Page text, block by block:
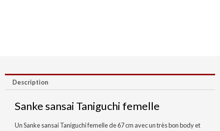
Description
Sanke sansai Taniguchi femelle
Un Sanke sansai Taniguchi femelle de 67 cm avec un très bon body et